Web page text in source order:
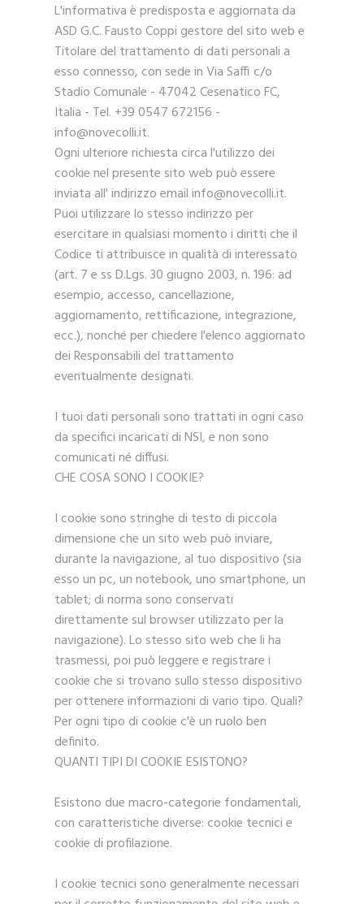
L'informativa è predisposta e aggiornata da
ASD G.C. Fausto Coppi gestore del sito web e
Titolare del trattamento di dati personali a
esso connesso, con sede in Via Saffi c/o
Stadio Comunale - 47042 Cesenatico FC,
Italia - Tel. +39 0547 672156 -
info@novecolli.it.
Ogni ulteriore richiesta circa l'utilizzo dei
cookie nel presente sito web può essere
inviata all' indirizzo email info@novecolli.it.
Puoi utilizzare lo stesso indirizzo per
esercitare in qualsiasi momento i diritti che il
Codice ti attribuisce in qualità di interessato
(art. 7 e ss D.Lgs. 30 giugno 2003, n. 196: ad
esempio, accesso, cancellazione,
aggiornamento, rettificazione, integrazione,
ecc.), nonché per chiedere l'elenco aggiornato
dei Responsabili del trattamento
eventualmente designati.
I tuoi dati personali sono trattati in ogni caso
da specifici incaricati di NSI, e non sono
comunicati né diffusi.
CHE COSA SONO I COOKIE?
I cookie sono stringhe di testo di piccola
dimensione che un sito web può inviare,
durante la navigazione, al tuo dispositivo (sia
esso un pc, un notebook, uno smartphone, un
tablet; di norma sono conservati
direttamente sul browser utilizzato per la
navigazione). Lo stesso sito web che li ha
trasmessi, poi può leggere e registrare i
cookie che si trovano sullo stesso dispositivo
per ottenere informazioni di vario tipo. Quali?
Per ogni tipo di cookie c'è un ruolo ben
definito.
QUANTI TIPI DI COOKIE ESISTONO?
Esistono due macro-categorie fondamentali,
con caratteristiche diverse: cookie tecnici e
cookie di profilazione.
I cookie tecnici sono generalmente necessari